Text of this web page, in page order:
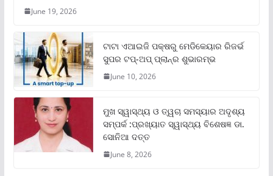
June 19, 2026
ଟାଟା ଏଆଇଜି ପକ୍ଷରୁ ମେଡିକେୟାର ରିଜର୍ଭ
ସୁପର ଟପ୍‌-ଅପ୍ ପ୍ଲାନ୍‌ର ଶୁଭାରମ୍ଭ
June 10, 2026
ମୁଖ ସ୍ୱାସ୍ଥ୍ୟ ଓ ତ୍ୱଚା ସମସ୍ୟାର ଅଦୃଶ୍ୟ
ସମ୍ପର୍କ :ପ୍ରଖ୍ୟାତ ସ୍ୱାସ୍ଥ୍ୟ ବିଶେଷଜ୍ଞ ଡା.
ସୋନିଆ ଦତ୍ତ
June 8, 2026